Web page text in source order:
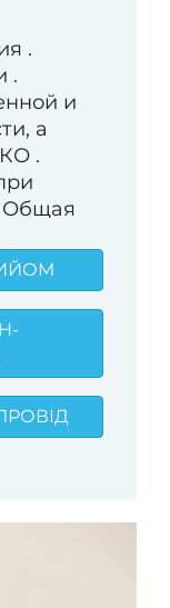
.
.
и
а
.
Общая